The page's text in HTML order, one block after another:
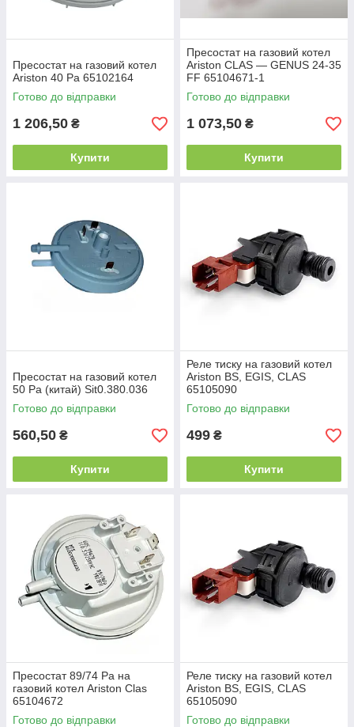
Пресостат на газовий котел
Ariston 40 Pa 65102164
Готово до відправки
1 206,50 ₴
Купити
Пресостат на газовий котел
Ariston CLAS — GENUS 24-35
FF 65104671-1
Готово до відправки
1 073,50 ₴
Купити
Пресостат на газовий котел
50 Pa (китай) Sit0.380.036
Готово до відправки
560,50 ₴
Купити
Реле тиску на газовий котел
Ariston BS, EGIS, CLAS
65105090
Готово до відправки
499 ₴
Купити
Пресостат 89/74 Ра на
газовий котел Ariston Clas
65104672
Готово до відправки
Реле тиску на газовий котел
Ariston BS, EGIS, CLAS
65105090
Готово до відправки